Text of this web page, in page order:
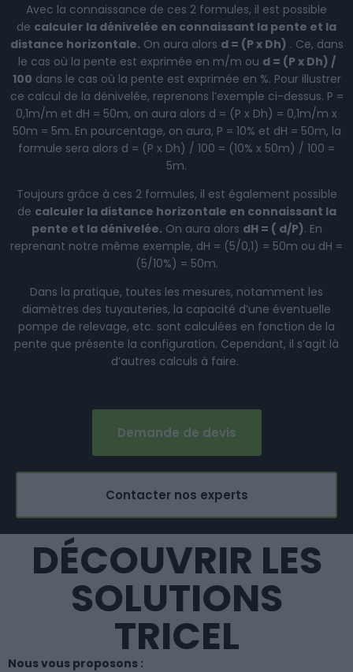
Avec la connaissance de ces 2 formules, il est possible
de calculer la dénivelée en connaissant la pente et la
distance horizontale. On aura alors d = (P x Dh) . Ce, dans
le cas où la pente est exprimée en m/m ou d = (P x Dh) /
100 dans le cas où la pente est exprimée en %. Pour illustrer
ce calcul de la dénivelée, reprenons l’exemple ci-dessus. P =
0,1m/m et dH = 50m, on aura alors d = (P x Dh) = 0,1m/m x
50m = 5m. En pourcentage, on aura, P = 10% et dH = 50m, la
formule sera alors d = (P x Dh) / 100 = (10% x 50m) / 100 =
5m.
Toujours grâce à ces 2 formules, il est également possible
de calculer la distance horizontale en connaissant la
pente et la dénivelée. On aura alors dH = ( d/P). En
reprenant notre même exemple, dH = (5/0,1) = 50m ou dH =
(5/10%) = 50m.
Dans la pratique, toutes les mesures, notamment les
diamètres des tuyauteries, la capacité d’une éventuelle
pompe de relevage, etc. sont calculées en fonction de la
pente que présente la configuration. Cependant, il s’agit là
d’autres calculs à faire.
Demande de devis
Contacter nos experts
DÉCOUVRIR LES
SOLUTIONS
TRICEL
Nous vous proposons :